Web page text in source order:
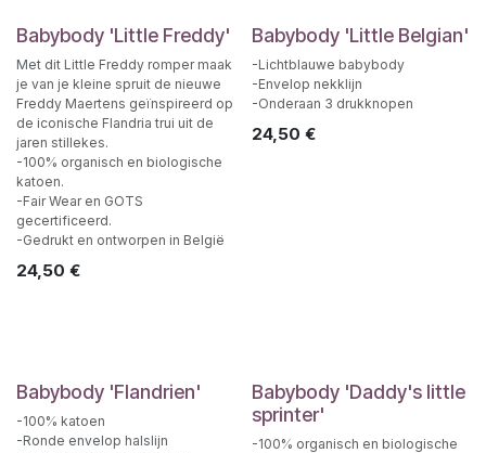
Babybody 'Little Freddy'
Met dit Little Freddy romper maak
je van je kleine spruit de nieuwe
Freddy Maertens geïnspireerd op
de iconische Flandria trui uit de
jaren stillekes.
-100% organisch en biologische
katoen.
-Fair Wear en GOTS
gecertificeerd.
-Gedrukt en ontworpen in België
24,50 €
Babybody 'Little Belgian'
-Lichtblauwe babybody
-Envelop nekklijn
-Onderaan 3 drukknopen
24,50 €
Babybody 'Flandrien'
-100% katoen
-Ronde envelop halslijn
Babybody 'Daddy's little
sprinter'
-100% organisch en biologische